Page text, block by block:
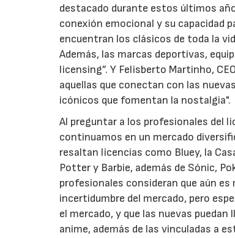
destacado durante estos últimos
conexión emocional y su capacidad
encuentran los clásicos de toda la
Además, las marcas deportivas,
licensing”. Y Felisberto Martinho,
aquellas que conectan con las
icónicos que fomentan la nostalgia".
Al preguntar a los profesionales del
continuamos en un mercado
resaltan licencias como Bluey, la
Potter y Barbie, además de Sónic,
profesionales consideran que aún
incertidumbre del mercado, pero
el mercado, y que las nuevas
anime, además de las vinculadas a